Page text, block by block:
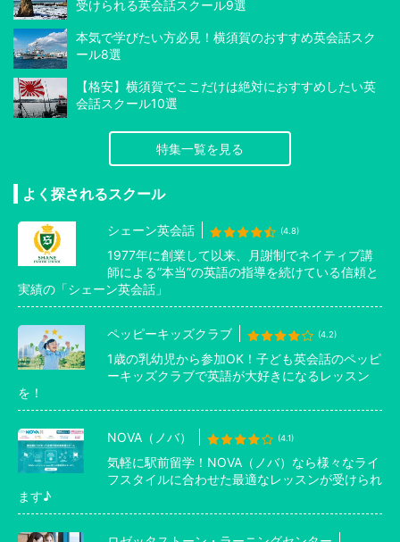
受けられる英会話スクール9選
本気で学びたい方必見！横須賀のおすすめ英会話スク
ール8選
【格安】横須賀でここだけは絶対におすすめしたい英
会話スクール10選
特集一覧を見る
よく探されるスクール
シェーン英会話 (4.8)
1977年に創業して以来、月謝制でネイティブ講
師による”本当”の英語の指導を続けている信頼と
実績の「シェーン英会話」
ペッピーキッズクラブ (4.2)
1歳の乳幼児から参加OK！子ども英会話のペッピ
ーキッズクラブで英語が大好きになるレッスン
を！
NOVA（ノバ） (4.1)
気軽に駅前留学！NOVA（ノバ）なら様々なライ
フスタイルに合わせた最適なレッスンが受けられ
ます♪